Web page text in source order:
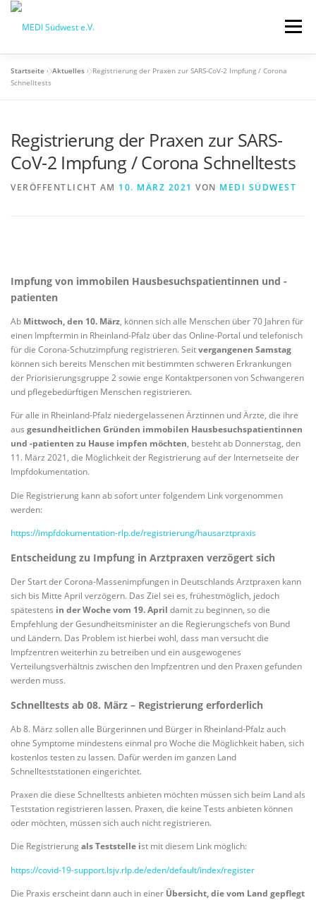
Zum
springen
Menü
STARTSEITE
MEDI VORTEILE PRAXISBEDARF-SHOP
AKTUELLES MEDI BLOG
Startseite »Aktuelles »Registrierung der Praxen zur SARS-CoV-2 Impfung / Corona
Schnelltests
Registrierung der Praxen zur SARS-
CoV-2 Impfung / Corona Schnelltests
VERÖFFENTLICHT AM 10. MÄRZ 2021 VON MEDI SÜDWEST
Impfung von immobilen Hausbesuchspatientinnen und -
patienten
Ab Mittwoch, den 10. März, können sich alle Menschen über 70 Jahren für
einen Impftermin in Rheinland-Pfalz über das Online-Portal und telefonisch
für die Corona-Schutzimpfung registrieren. Seitvergangenen Samstag
können sich bereits Menschen mit bestimmten schweren Erkrankungen
der Priorisierungsgruppe 2 sowie enge Kontaktpersonen von Schwangeren
und pflegebedürftigen Menschen registrieren.
Für alle in Rheinland-Pfalz niedergelassenen Ärztinnen und Ärzte, die ihre
aus gesundheitlichen Gründen immobilen Hausbesuchspatientinnen
und -patienten zu Hause impfen möchten, besteht ab Donnerstag, den
11. März 2021, die Möglichkeit der Registrierung auf der Internetseite der
Impfdokumentation.
Die Registrierung kann ab sofort unter folgendem Link vorgenommen
werden:
https://impfdokumentation-rlp.de/registrierung/hausarztpraxis
Entscheidung zu Impfung in Arztpraxen verzögert sich
Der Start der Corona-Massenimpfungen in Deutschlands Arztpraxen kann
sich bis Mitte April verzögern. Das Ziel sei es, frühestmöglich, jedoch
spätestens in der Woche vom 19. April damit zu beginnen, so die
Empfehlung der Gesundheitsminister an die Regierungschefs von Bund
und Ländern. Das Problem ist hierbei wohl, dass man versucht die
Impfzentren weiterhin zu betreiben und ein ausgewogenes
Verteilungsverhältnis zwischen den Impfzentren und den Praxen gefunden
werden muss.
Schnelltests ab 08. März – Registrierung erforderlich
Ab 8. März sollen alle Bürgerinnen und Bürger in Rheinland-Pfalz auch
ohne Symptome mindestens einmal pro Woche die Möglichkeit haben, sich
kostenlos testen zu lassen. Dafür werden im ganzen Land
Schnellteststationen eingerichtet.
Praxen die diese Schnelltests anbieten möchten müssen sich beim Land als
Teststation registrieren lassen. Praxen, die keine Tests anbieten können
oder möchten, müssen sich auch nicht registrieren.
Die Registrierungals Teststelle ist mit diesem Link möglich:
https://covid-19-support.lsjv.rlp.de/eden/default/index/register
Die Praxis erscheint dann auch in einer Übersicht, die vom Land gepflegt